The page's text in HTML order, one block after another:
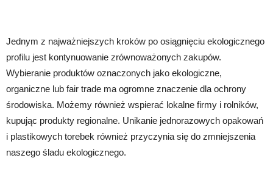
Jednym z najważniejszych kroków po osiągnięciu ekologicznego
profilu jest kontynuowanie zrównoważonych zakupów.
Wybieranie produktów oznaczonych jako ekologiczne,
organiczne lub fair trade ma ogromne znaczenie dla ochrony
środowiska. Możemy również wspierać lokalne firmy i rolników,
kupując produkty regionalne. Unikanie jednorazowych opakowań
i plastikowych torebek również przyczynia się do zmniejszenia
naszego śladu ekologicznego.